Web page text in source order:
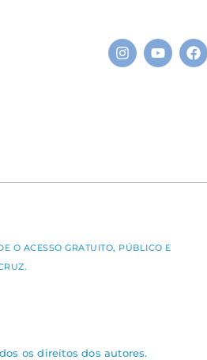
O ACESSO GRATUITO, PÚBLICO E
os direitos dos autores.